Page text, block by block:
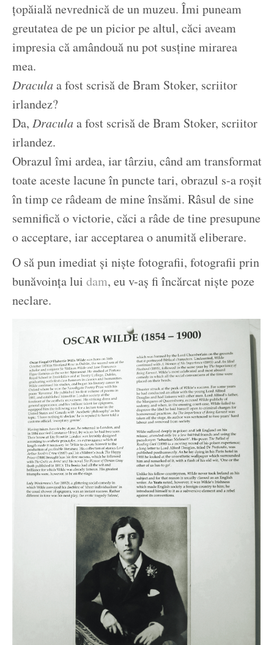
țopăială nevrednică de un muzeu. Îmi puneam
greutatea de pe un picior pe altul, căci aveam
impresia că amândouă nu pot susține mirarea
mea.
Draculaa fost scrisă de Bram Stoker, scriitor
irlandez?
Da, Draculaa fost scrisă de Bram Stoker, scriitor
irlandez.
Obrazul îmi ardea, iar târziu, când am transformat
toate aceste lacune în puncte tari, obrazul s-a roșit
în timp ce râdeam de mine însămi. Râsul de sine
semnifică o victorie, căci a râde de tine presupune
o acceptare, iar acceptarea o anumită eliberare.
O să pun imediat și niște fotografii, fotografii prin
bunăvoința lui dam, eu v-aș fi încărcat niște poze
neclare.